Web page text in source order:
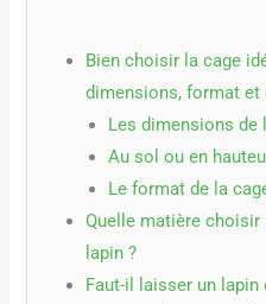
Bien choisir la cage
dimensions, format et
Les dimensions de
Au sol ou en
Le format de la
Quelle matière choisir
lapin ?
Faut-il laisser un lapin